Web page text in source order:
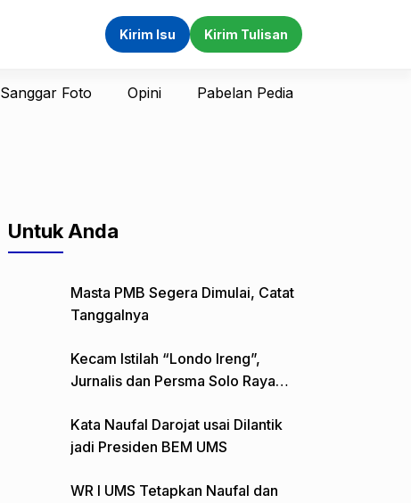
Kirim Isu Kirim Tulisan
Sanggar Foto Opini Pabelan Pedia
Untuk Anda
Masta PMB Segera Dimulai, Catat
Tanggalnya
Kecam Istilah “Londo Ireng”,
Jurnalis dan Persma Solo Raya
Kata Naufal Darojat usai Dilantik
jadi Presiden BEM UMS
WR I UMS Tetapkan Naufal dan